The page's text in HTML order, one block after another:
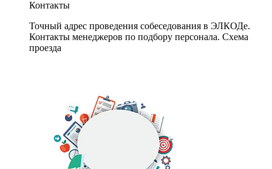
Контакты
Точный адрес проведения собеседования в ЭЛКОДе.
Контакты менеджеров по подбору персонала. Схема
проезда